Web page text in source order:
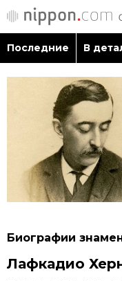
Последние
В деталях
Последние В
Биографии
Лафкадио